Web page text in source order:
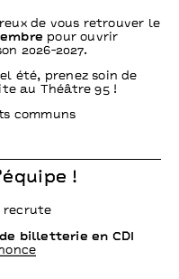
de vous retrouver le
pour ouvrir
2026-2027.
été, prenez soin de
au Théâtre 95 !
communs
!
recrute
billetterie en CDI